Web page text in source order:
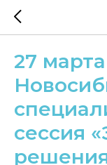
27
сессия